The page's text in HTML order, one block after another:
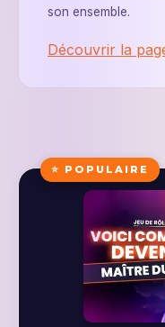
son ensemble.
Découvrir la
⭐ POPULAIRE